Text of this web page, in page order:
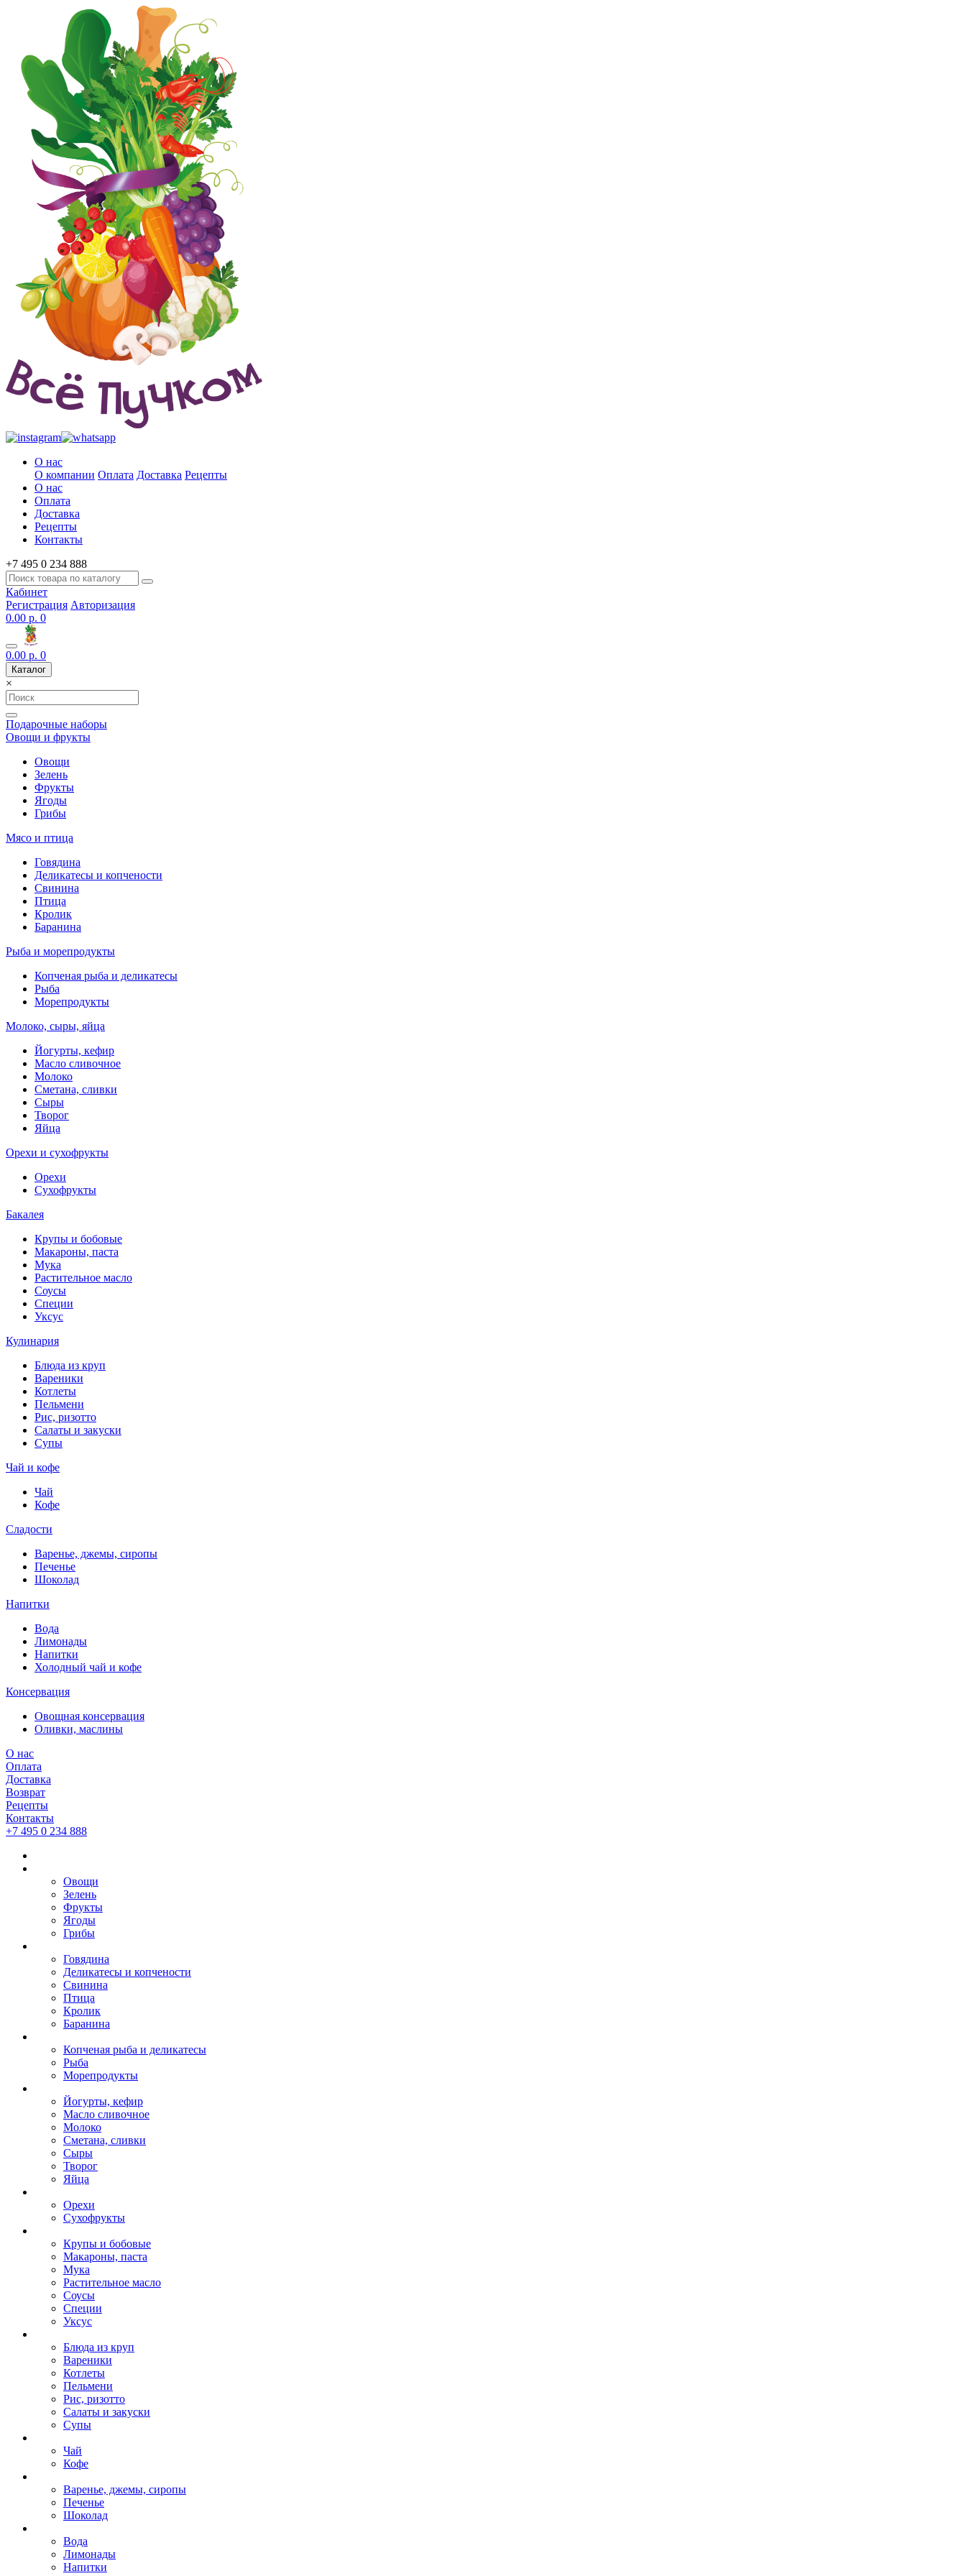
О нас
О компании Оплата Доставка Рецепты
О нас
Оплата
Доставка
Рецепты
Контакты
+7 495 0 234 888
Кабинет
Регистрация Авторизация
0.00 р. 0
0.00 р. 0
Каталог
×
Подарочные наборы
Овощи и фрукты
Овощи
Зелень
Фрукты
Ягоды
Грибы
Мясо и птица
Говядина
Деликатесы и копчености
Свинина
Птица
Кролик
Баранина
Рыба и морепродукты
Копченая рыба и деликатесы
Рыба
Морепродукты
Молоко, сыры, яйца
Йогурты, кефир
Масло сливочное
Молоко
Сметана, сливки
Сыры
Творог
Яйца
Орехи и сухофрукты
Орехи
Сухофрукты
Бакалея
Крупы и бобовые
Макароны, паста
Мука
Растительное масло
Соусы
Специи
Уксус
Кулинария
Блюда из круп
Вареники
Котлеты
Пельмени
Рис, ризотто
Салаты и закуски
Супы
Чай и кофе
Чай
Кофе
Сладости
Варенье, джемы, сиропы
Печенье
Шоколад
Напитки
Вода
Лимонады
Напитки
Холодный чай и кофе
Консервация
Овощная консервация
Оливки, маслины
О нас
Оплата
Доставка
Возврат
Рецепты
Контакты
+7 495 0 234 888
Овощи
Зелень
Фрукты
Ягоды
Грибы
Говядина
Деликатесы и копчености
Свинина
Птица
Кролик
Баранина
Копченая рыба и деликатесы
Рыба
Морепродукты
Йогурты, кефир
Масло сливочное
Молоко
Сметана, сливки
Сыры
Творог
Яйца
Орехи
Сухофрукты
Крупы и бобовые
Макароны, паста
Мука
Растительное масло
Соусы
Специи
Уксус
Блюда из круп
Вареники
Котлеты
Пельмени
Рис, ризотто
Салаты и закуски
Супы
Чай
Кофе
Варенье, джемы, сиропы
Печенье
Шоколад
Вода
Лимонады
Напитки